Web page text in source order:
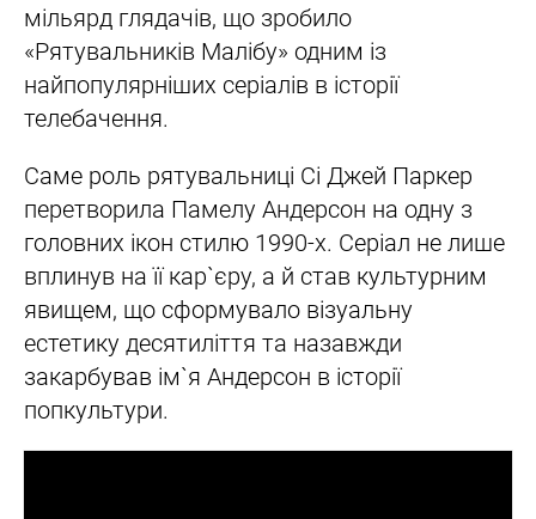
мільярд глядачів, що зробило
«Рятувальників Малібу» одним із
найпопулярніших серіалів в історії
телебачення.
Саме роль рятувальниці Сі Джей Паркер
перетворила Памелу Андерсон на одну з
головних ікон стилю 1990-х. Серіал не лише
вплинув на її кар`єру, а й став культурним
явищем, що сформувало візуальну
естетику десятиліття та назавжди
закарбував ім`я Андерсон в історії
попкультури.